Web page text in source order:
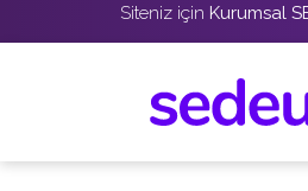
Siteniz için Kurumsal